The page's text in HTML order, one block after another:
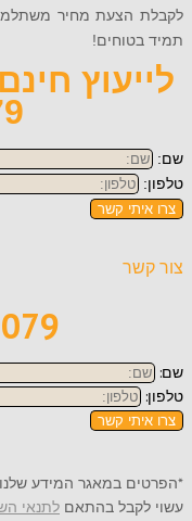
קשר
9079
קשר
במאגר המידע שלנו
בהתאם לתנאי השימוש